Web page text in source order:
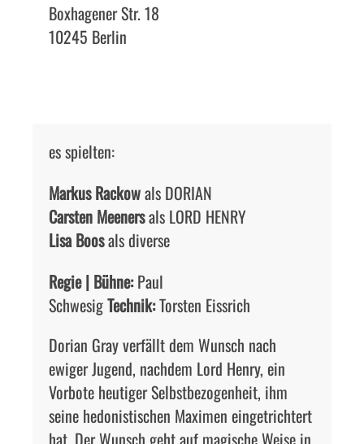
Boxhagener Str. 18
10245 Berlin
es spielten:
Markus Rackowals DORIAN
Carsten Meenersals LORD HENRY
Lisa Boosals diverse
Regie | Bühne:Paul
SchwesigTechnik:Torsten Eissrich
Dorian Gray verfällt dem Wunsch nach
ewiger Jugend, nachdem Lord Henry, ein
Vorbote heutiger Selbstbezogenheit, ihm
seine hedonistischen Maximen eingetrichtert